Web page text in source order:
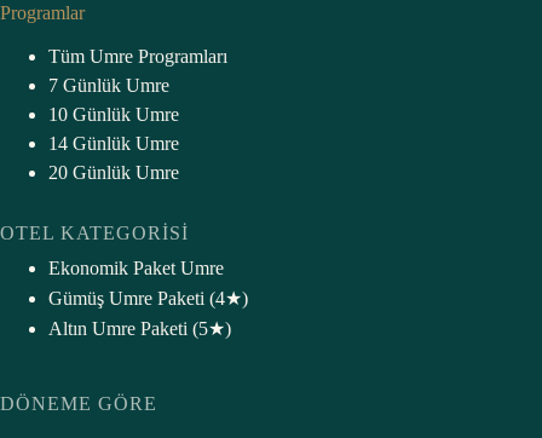
Programlar
Tüm Umre Programları
7 Günlük Umre
10 Günlük Umre
14 Günlük Umre
20 Günlük Umre
OTEL KATEGORISI
Ekonomik Paket Umre
Gümüş Umre Paketi (4★)
Altın Umre Paketi (5★)
DÖNEME GÖRE